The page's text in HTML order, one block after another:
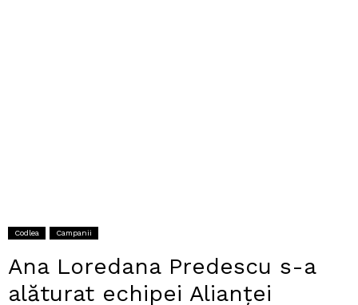
Codlea Campanii
Ana Loredana Predescu s-a
alăturat echipei Alianței